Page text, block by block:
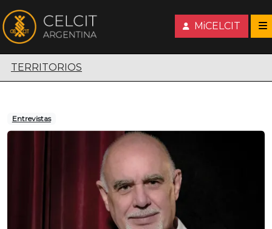
MiCELCIT
Territorios escénicos
TERRITORIOS
Entrevistas